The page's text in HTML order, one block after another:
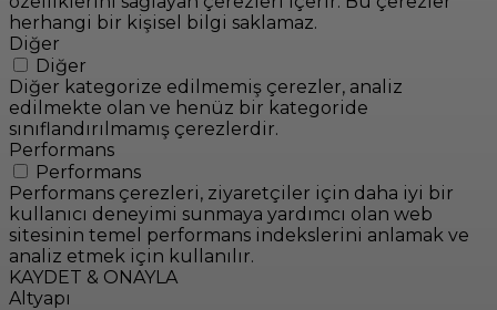
herhangi bir kişisel bilgi saklamaz.
Diğer
Diğer
Diğer kategorize edilmemiş çerezler, analiz
edilmekte olan ve henüz bir kategoride
sınıflandırılmamış çerezlerdir.
Performans
Performans
Performans çerezleri, ziyaretçiler için daha iyi bir
kullanıcı deneyimi sunmaya yardımcı olan web
sitesinin temel performans indekslerini anlamak ve
analiz etmek için kullanılır.
KAYDET & ONAYLA
Altyapı